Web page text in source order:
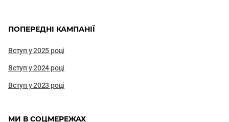
ПОПЕРЕДНІ КАМПАНІЇ
Вступ у 2025 році
Вступ у 2024 році
Вступ у 2023 році
МИ В СОЦМЕРЕЖАХ